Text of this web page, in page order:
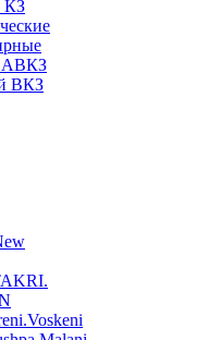
КЗ
АВКЗ
ВКЗ